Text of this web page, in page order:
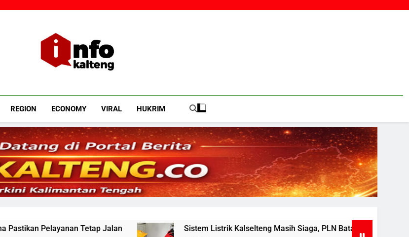
Infokalteng
REGION ECONOMY VIRAL HUKRIM
Sistem Listrik Kalselteng Masih Siaga, PLN Batasi Pasokan Selama 7 Hari